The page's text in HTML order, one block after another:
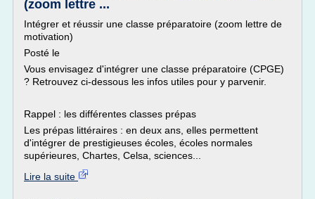
(zoom lettre ...
Intégrer et réussir une classe préparatoire (zoom lettre de
motivation)
Posté le
Vous envisagez d'intégrer une classe préparatoire (CPGE)
? Retrouvez ci-dessous les infos utiles pour y parvenir.
Rappel : les différentes classes prépas
Les prépas littéraires : en deux ans, elles permettent
d'intégrer de prestigieuses écoles, écoles normales
supérieures, Chartes, Celsa, sciences...
Lire la suite